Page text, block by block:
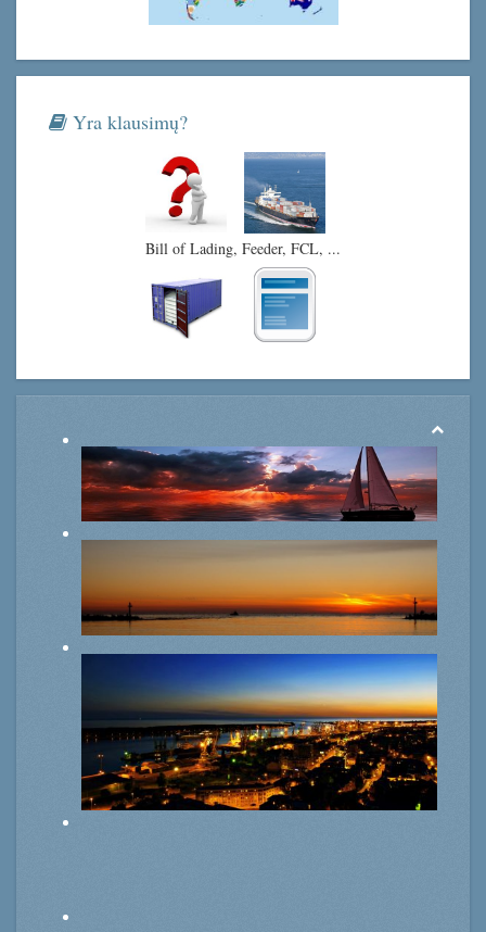
Yra klausimų?
Bill of Lading, Feeder, FCL, ...